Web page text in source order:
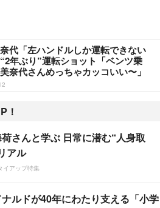
代「左ハンドルしか運転できない
年ぶり”運転ショット「ベンツ乗
奈代さんめっちゃカッコいい〜」
！
さんと学ぶ 日常に潜む“人身取
アル
イアップ特集
ルドが40年にわたり支える「小学